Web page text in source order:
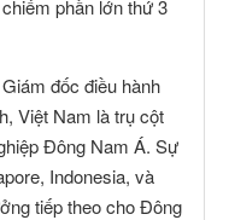
phần lớn thứ 3
đốc điều hành
Việt Nam là trụ cột
Đông Nam Á. Sự
Indonesia, và
tiếp theo cho Đông